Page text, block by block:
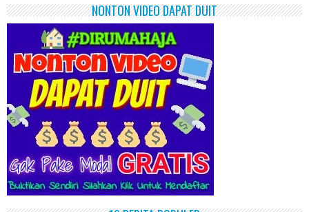
NONTON VIDEO DAPAT DUIT